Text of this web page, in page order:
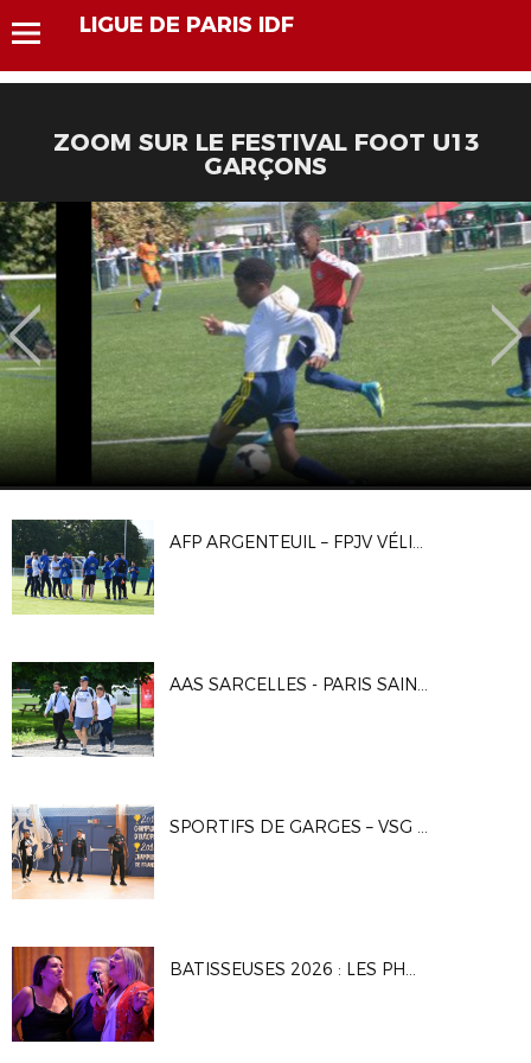
LIGUE DE PARIS IDF
ZOOM SUR LE FESTIVAL FOOT U13
GARÇONS
AFP ARGENTEUIL – FPJV VÉLIZY 1-1, 4-2 T.A.B.
AAS SARCELLES - PARIS SAINT-GERMAIN 2 0-3
SPORTIFS DE GARGES – VSG FUSTAL 5-7
BATISSEUSES 2026 : LES PHOTOS